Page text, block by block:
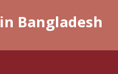
Bangladesh